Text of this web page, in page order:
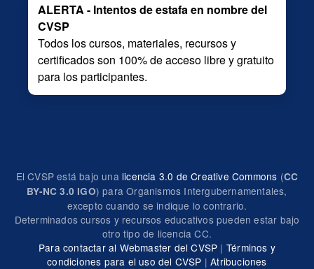
ALERTA - Intentos de estafa en nombre del
CVSP
Todos los cursos, materiales, recursos y
certificados son 100% de acceso libre y gratuito
para los participantes.
El CVSP está bajo una licencia 3.0 de Creative Commons (CC
BY-NC 3.0 IGO) para Organismos Intergubernamentales,
excepto cuando se indique lo contrario.
Determinados cursos y recursos educativos pueden estar bajo
otro tipo de licencia CC.
Para contactar al Webmaster del CVSP | Términos y
condiciones para el uso del CVSP |Atribuciones